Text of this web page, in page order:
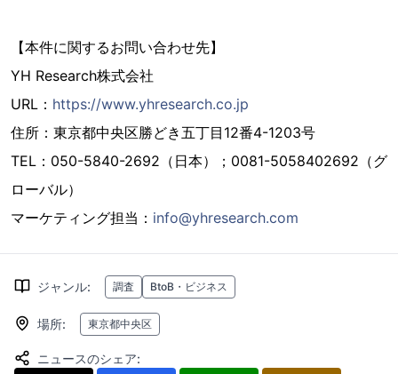
【本件に関するお問い合わせ先】
YH Research株式会社
URL： https://www.yhresearch.co.jp
住所：東京都中央区勝どき五丁目12番4-1203号
TEL：050-5840-2692（日本）；0081-5058402692（グ
ローバル）
マーケティング担当： info@yhresearch.com
ジャンル: 調査 BtoB・ビジネス
場所: 東京都中央区
ニュースのシェア: